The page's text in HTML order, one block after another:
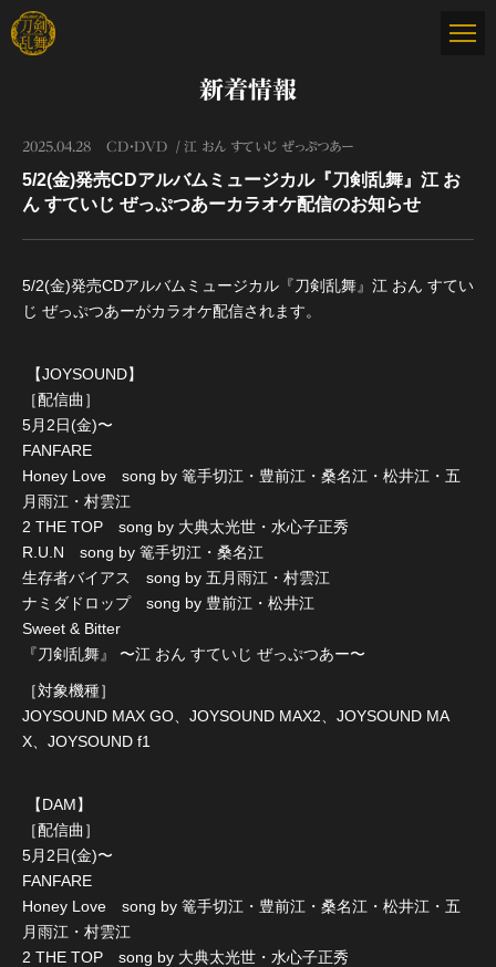
新着情報
2025.04.28 CD・DVD 江 おん すていじ ぜっぷつあー
5/2(金)発売CDアルバムミュージカル『刀剣乱舞』江 お
ん すていじ ぜっぷつあーカラオケ配信のお知らせ
5/2(金)発売CDアルバムミュージカル『刀剣乱舞』江 おん すてい
じ ぜっぷつあーがカラオケ配信されます。
【JOYSOUND】
［配信曲］
5月2日(金)〜
FANFARE
Honey Love song by 篭手切江・豊前江・桑名江・松井江・五
月雨江・村雲江
2 THE TOP song by 大典太光世・水心子正秀
R.U.N song by 篭手切江・桑名江
生存者バイアス song by 五月雨江・村雲江
ナミダドロップ song by 豊前江・松井江
Sweet & Bitter
『刀剣乱舞』 〜江 おん すていじ ぜっぷつあー〜
［対象機種］
JOYSOUND MAX GO、JOYSOUND MAX2、JOYSOUND MA
X、JOYSOUND f1
【DAM】
［配信曲］
5月2日(金)〜
FANFARE
Honey Love song by 篭手切江・豊前江・桑名江・松井江・五
月雨江・村雲江
2 THE TOP song by 大典太光世・水心子正秀